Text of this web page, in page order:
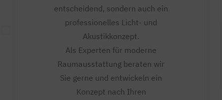
entscheidend, sondern auch ein
professionelles Licht- und
Akustikkonzept.
Als Experten für moderne
Raumausstattung beraten wir
Sie gerne und entwickeln ein
Konzept nach Ihren